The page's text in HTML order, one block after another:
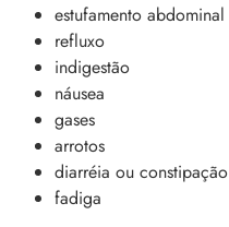
estufamento abdominal
refluxo
indigestão
náusea
gases
arrotos
diarréia ou constipação
fadiga